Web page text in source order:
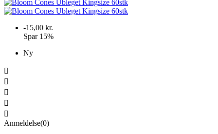
-15,00 kr.
Spar 15%
Ny





Anmeldelse(0)